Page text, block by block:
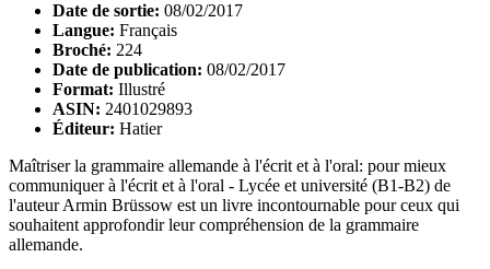
Date de sortie: 08/02/2017
Langue: Français
Broché: 224
Date de publication: 08/02/2017
Format: Illustré
ASIN: 2401029893
Éditeur: Hatier
Maîtriser la grammaire allemande à l'écrit et à l'oral: pour mieux
communiquer à l'écrit et à l'oral - Lycée et université (B1-B2) de
l'auteur Armin Brüssow est un livre incontournable pour ceux qui
souhaitent approfondir leur compréhension de la grammaire
allemande.